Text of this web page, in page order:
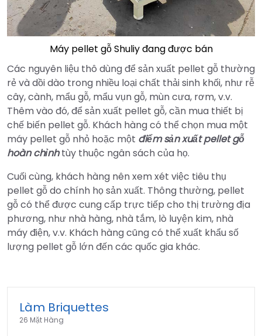
Máy pellet gỗ Shuliy đang được bán
Các nguyên liệu thô dùng để sản xuất pellet gỗ thường
rẻ và dồi dào trong nhiều loại chất thải sinh khối, như rễ
cây, cành, mẩu gỗ, mẩu vụn gỗ, mùn cưa, rơm, v.v.
Thêm vào đó, để sản xuất pellet gỗ, cần mua thiết bị
chế biến pellet gỗ. Khách hàng có thể chọn mua một
máy pellet gỗ nhỏ hoặc một điểm sản xuất pellet gỗ
hoàn chỉnhtùy thuộc ngân sách của họ.
Cuối cùng, khách hàng nên xem xét việc tiêu thụ
pellet gỗ do chính họ sản xuất. Thông thường, pellet
gỗ có thể được cung cấp trực tiếp cho thị trường địa
phương, như nhà hàng, nhà tắm, lò luyện kim, nhà
máy điện, v.v. Khách hàng cũng có thể xuất khẩu số
lượng pellet gỗ lớn đến các quốc gia khác.
Làm Briquettes
26 Mặt Hàng